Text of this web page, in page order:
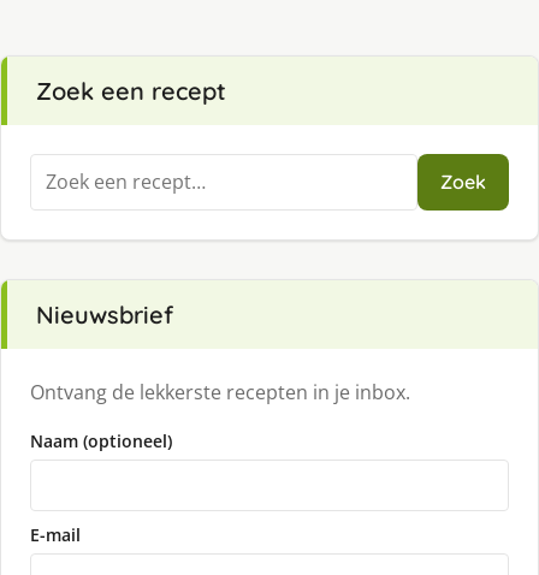
Zoek een recept
Zoeken
naar:
Zoek
Nieuwsbrief
Ontvang de lekkerste recepten in je inbox.
Naam (optioneel)
E-mail